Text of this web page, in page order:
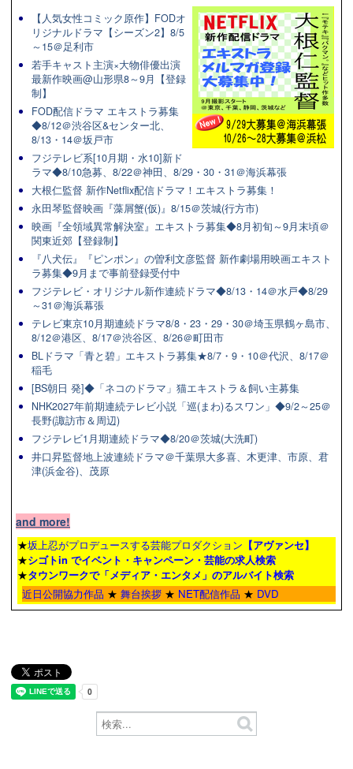
【人気女性コミック原作】FODオ
リジナルドラマ【シーズン2】8/5
～15＠足利市
若手キャスト主演×大物俳優出演
最新作映画@山形県8～9月【登録
制】
FOD配信ドラマ エキストラ募集
◆8/12＠渋谷区&センター北、
8/13・14＠坂戸市
フジテレビ系[10月期・水10]新ド
ラマ◆8/10急募、8/22＠神田、8/29・30・31＠海浜幕張
大根仁監督 新作Netflix配信ドラマ！エキストラ募集！
永田琴監督映画『藻屑蟹(仮)』8/15＠茨城(行方市)
映画『全領域異常解決室』エキストラ募集◆8月初旬～9月末頃＠
関東近郊【登録制】
『八犬伝』『ピンポン』の曽利文彦監督 新作劇場用映画エキスト
ラ募集◆9月まで事前登録受付中
フジテレビ・オリジナル新作連続ドラマ◆8/13・14＠水戸◆8/29
～31＠海浜幕張
テレビ東京10月期連続ドラマ8/8・23・29・30＠埼玉県鶴ヶ島市、
8/12＠港区、8/17＠渋谷区、8/26＠町田市
BLドラマ「青と碧」エキストラ募集★8/7・9・10＠代沢、8/17＠
稲毛
[BS朝日 発]◆「ネコのドラマ」猫エキストラ＆飼い主募集
NHK2027年前期連続テレビ小説「巡(まわ)るスワン」◆9/2～25＠
長野(諏訪市＆周辺)
フジテレビ1月期連続ドラマ◆8/20＠茨城(大洗町)
井口昇監督地上波連続ドラマ＠千葉県大多喜、木更津、市原、君
津(浜金谷)、茂原
and more!
★坂上忍がプロデュースする芸能プロダクション 【アヴァンセ】
★シゴトin でイベント・キャンペーン・芸能の求人検索
★タウンワークで「メディア・エンタメ」のアルバイト検索
近日公開協力作品 ★ 舞台挨拶 ★ NET配信作品 ★ DVD